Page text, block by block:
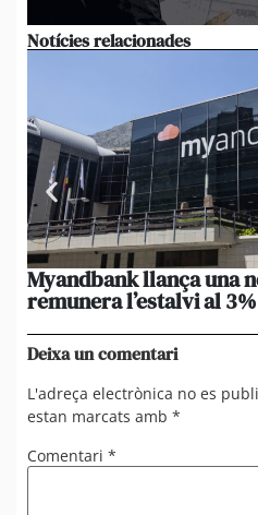
Notícies relacionades
Myandbank llança una
remunera l’estalvi al
Deixa un comentari
L'adreça electrònica no es
estan marcats amb *
Comentari *